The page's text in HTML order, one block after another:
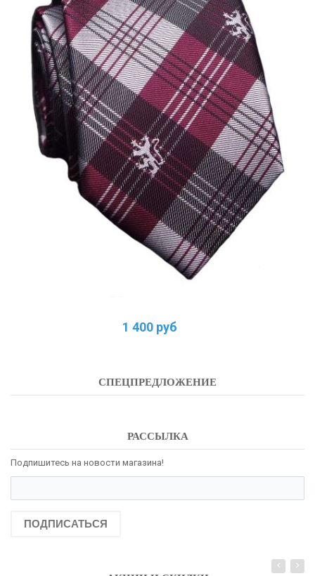
1 400 руб
СПЕЦПРЕДЛОЖЕНИЕ
РАССЫЛКА
Подпишитесь на новости магазина!
ПОДПИСАТЬСЯ